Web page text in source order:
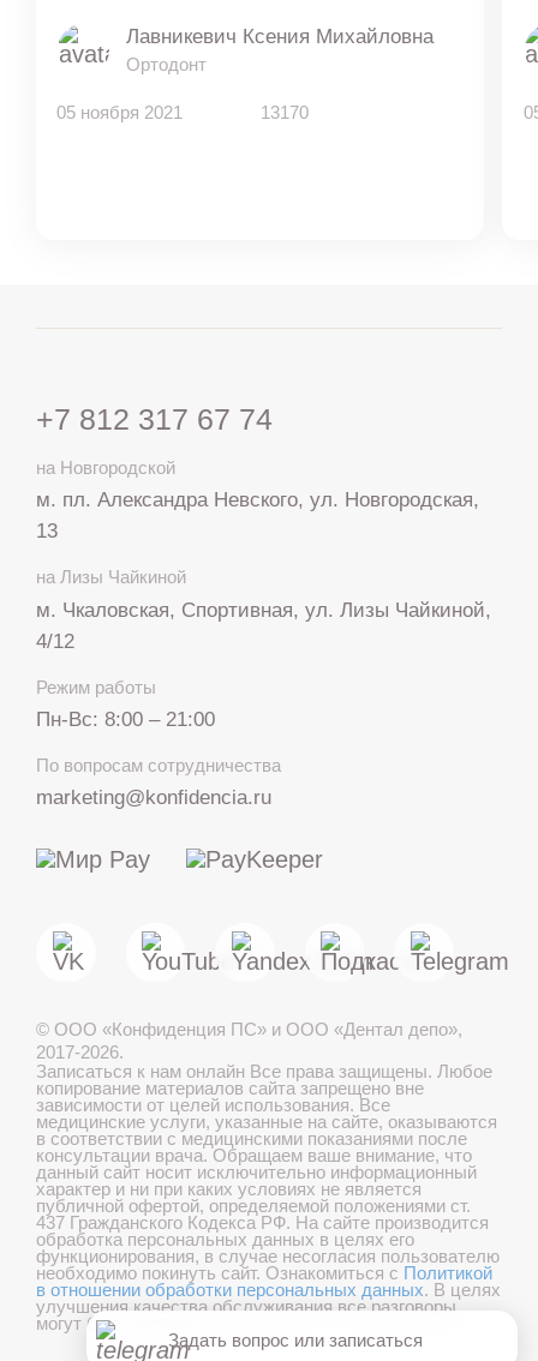
Лавникевич Ксения Михайловна
Ортодонт
05 ноября 2021 13170
+7 812 317 67 74
на Новгородской
м. пл. Александра Невского, ул. Новгородская,
13
на Лизы Чайкиной
м. Чкаловская, Спортивная, ул. Лизы Чайкиной,
4/12
Режим работы
Пн-Вс: 8:00 – 21:00
По вопросам сотрудничества
marketing@konfidencia.ru
© ООО «Конфиденция ПС» и ООО «Дентал депо»,
2017-2026.
Записаться к нам онлайн Все права защищены. Любое
копирование материалов сайта запрещено вне
зависимости от целей использования. Все
медицинские услуги, указанные на сайте, оказываются
в соответствии с медицинскими показаниями после
консультации врача. Обращаем ваше внимание, что
данный сайт носит исключительно информационный
характер и ни при каких условиях не является
публичной офертой, определяемой положениями ст.
437 Гражданского Кодекса РФ. На сайте производится
обработка персональных данных в целях его
функционирования, в случае несогласия пользователю
необходимо покинуть сайт. Ознакомиться с Политикой
в отношении обработки персональных данных. В целях
улучшения качества обслуживания все разговоры
могут быть записаны.
с 8:00 до 21:00
МАКС
Telegram
Записаться онлайн
Онлайн консультация
Задать вопрос или записаться
Хорошо